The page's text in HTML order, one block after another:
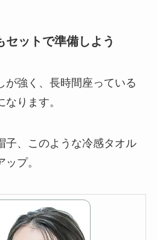
セットで準備しよう
が強く、長時間座っている
ります。
子、このような冷感タオル
プ。